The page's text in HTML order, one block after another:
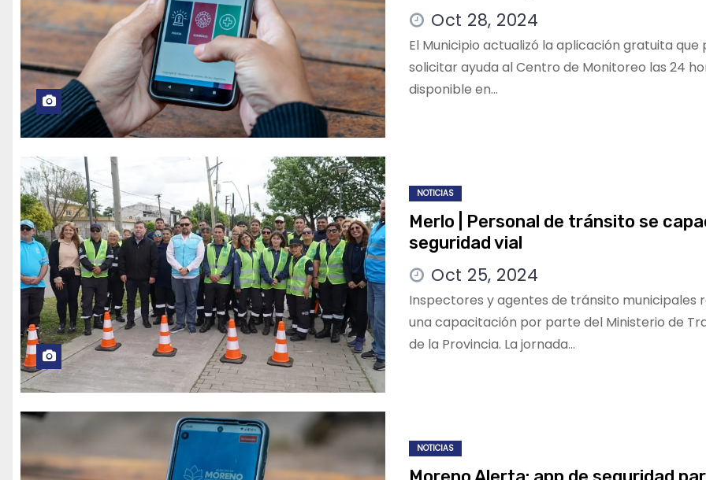
Oct 28, 2024
El Municipio actualizó la aplicación gratuita que
solicitar ayuda al Centro de Monitoreo las 24
disponible en…
NOTICIAS
Merlo | Personal de tránsito se
seguridad vial
Oct 25, 2024
Inspectores y agentes de tránsito municipales
una capacitación por parte del Ministerio de
de la Provincia. La jornada…
NOTICIAS